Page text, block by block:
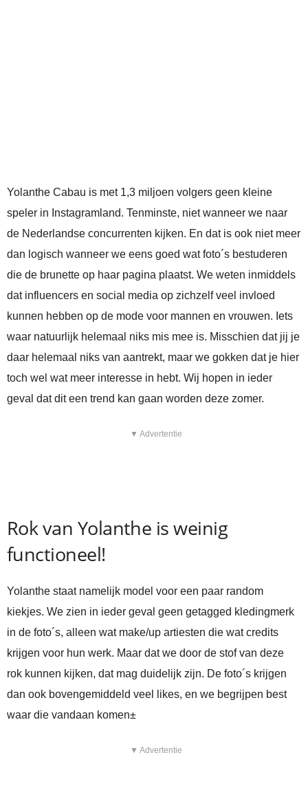
Yolanthe Cabau is met 1,3 miljoen volgers geen kleine
speler in Instagramland. Tenminste, niet wanneer we naar
de Nederlandse concurrenten kijken. En dat is ook niet meer
dan logisch wanneer we eens goed wat foto´s bestuderen
die de brunette op haar pagina plaatst. We weten inmiddels
dat influencers en social media op zichzelf veel invloed
kunnen hebben op de mode voor mannen en vrouwen. Iets
waar natuurlijk helemaal niks mis mee is. Misschien dat jij je
daar helemaal niks van aantrekt, maar we gokken dat je hier
toch wel wat meer interesse in hebt. Wij hopen in ieder
geval dat dit een trend kan gaan worden deze zomer.
▼ Advertentie
Rok van Yolanthe is weinig
functioneel!
Yolanthe staat namelijk model voor een paar random
kiekjes. We zien in ieder geval geen getagged kledingmerk
in de foto´s, alleen wat make/up artiesten die wat credits
krijgen voor hun werk. Maar dat we door de stof van deze
rok kunnen kijken, dat mag duidelijk zijn. De foto´s krijgen
dan ook bovengemiddeld veel likes, en we begrijpen best
waar die vandaan komen±
▼ Advertentie